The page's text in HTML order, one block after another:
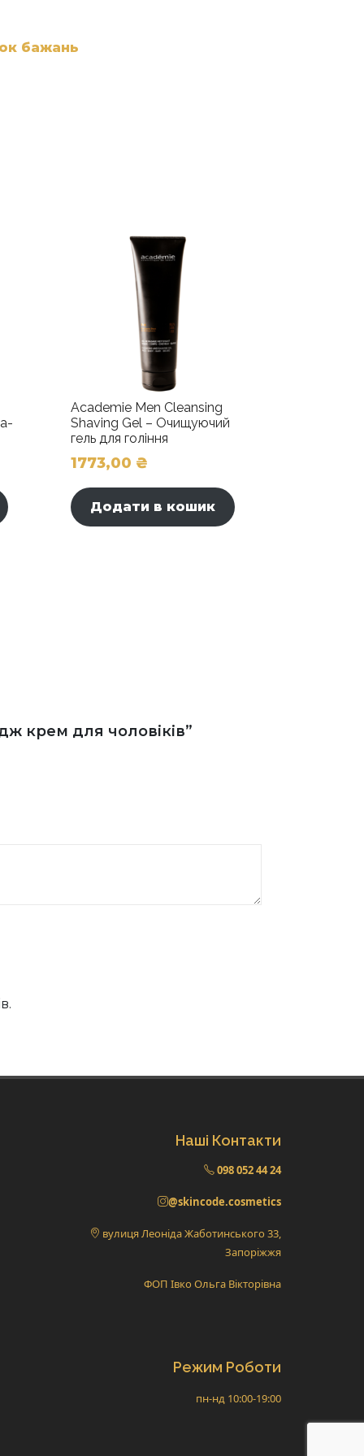
бажань
Academie Men Cleansing
Shaving Gel – Очищуючий
гель для гоління
1773,00 ₴
Додати в кошик
крем для чоловіків”
Наші Контакти
098 052 44 24
@skincode.cosmetics
вулиця Леоніда Жаботинського 33,
Запоріжжя
ФОП Івко Ольга Вікторівна
Режим Роботи
пн-нд 10:00-19:00